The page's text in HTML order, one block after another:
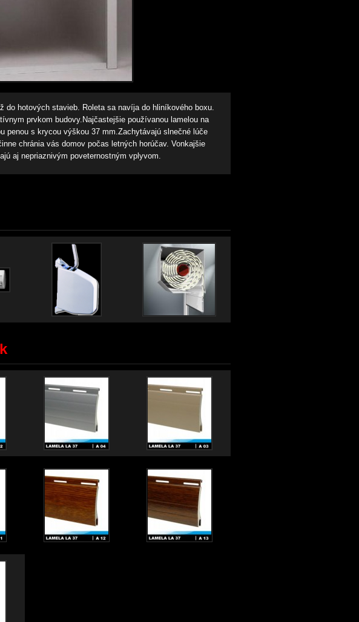
do hotových stavieb. Roleta sa navíja do hliníkového boxu.
prvkom budovy.Najčastejšie používanou lamelou na
penou s krycou výškou 37 mm.Zachytávajú slnečné lúče
chránia vás domov počas letných horúčav. Vonkajšie
aj nepriaznivým poveternostným vplyvom.